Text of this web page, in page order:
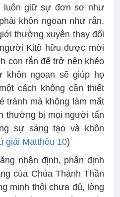
luôn giữ sự đơn sơ như
khôn ngoan như rắn.
thường xuyên thay đổi
Kitô hữu được mời
con rắn để trở nên khéo
khôn ngoan sẽ giúp họ
cách không cần thiết
tránh mà không làm mất
thường bị mọi người tấn
sự sáng tạo và khôn
giải Matthêu 10)
nhận định, phân định
của Chúa Thánh Thần
minh thôi chưa đủ, lòng